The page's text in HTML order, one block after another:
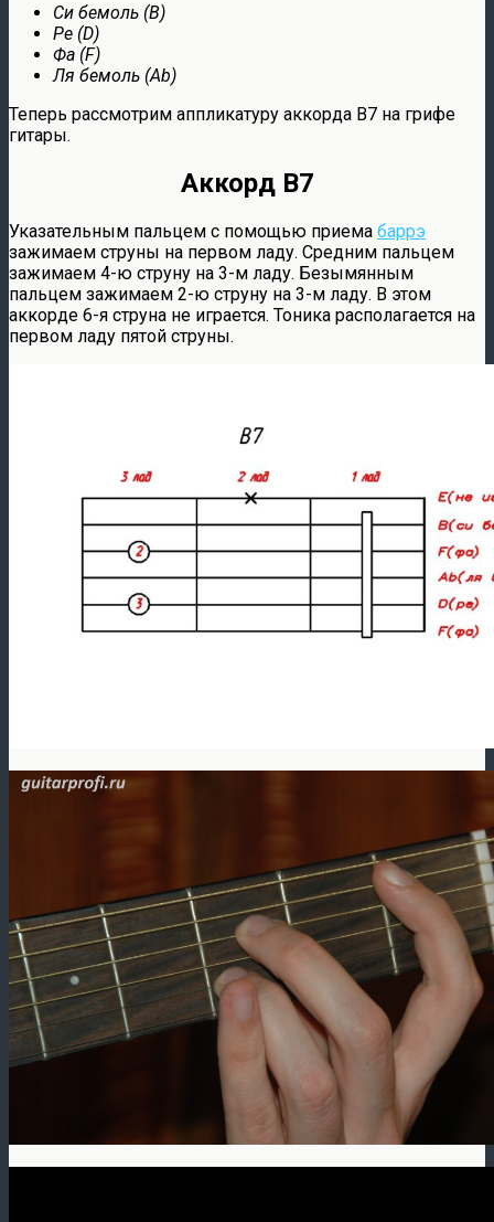
Си бемоль (B)
Ре (D)
Фа (F)
Ля бемоль (Ab)
Теперь рассмотрим аппликатуру аккорда B7 на грифе
гитары.
Аккорд B7
Указательным пальцем с помощью приема баррэ
зажимаем струны на первом ладу. Средним пальцем
зажимаем 4-ю струну на 3-м ладу. Безымянным
пальцем зажимаем 2-ю струну на 3-м ладу. В этом
аккорде 6-я струна не играется. Тоника располагается на
первом ладу пятой струны.